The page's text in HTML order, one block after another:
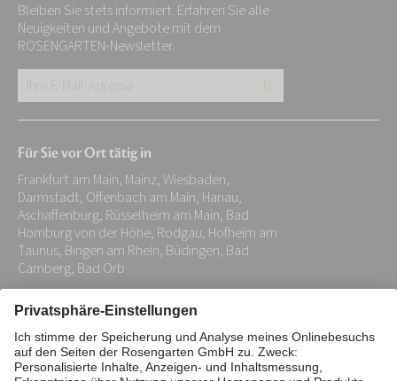
Bleiben Sie stets informiert. Erfahren Sie alle
Neuigkeiten und Angebote mit dem
ROSENGARTEN-Newsletter.
E-
Adresse:
*
Für Sie vor Ort tätig in
Frankfurt am Main, Mainz, Wiesbaden,
Darmstadt, Offenbach am Main, Hanau,
Aschaffenburg, Rüsselheim am Main, Bad
Homburg von der Höhe, Rodgau, Hofheim am
Taunus, Bingen am Rhein, Büdingen, Bad
Camberg, Bad Orb
Impressum Datenschutz
Stiftung
Interne Meldestelle
Zahlungsmittel